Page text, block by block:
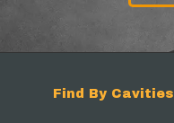
Find By Cavities